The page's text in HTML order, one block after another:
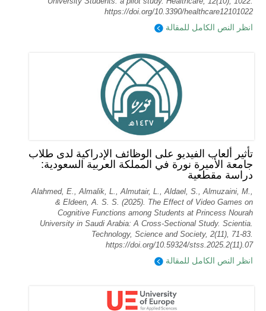
https://doi.org/10.3390/healthcare12101022
انظر النص الكامل للمقالة
تأثير ألعاب الفيديو على الوظائف الإدراكية لدى طلاب
جامعة الأميرة نورة في المملكة العربية السعودية:
دراسة مقطعية
Alahmed, E., Almalik, L., Almutair, L., Aldael, S., Almuzaini, M.,
& Eldeen, A. S. S. (2025). The Effect of Video Games on
Cognitive Functions among Students at Princess Nourah
University in Saudi Arabia: A Cross-Sectional Study. Scientia.
Technology, Science and Society, 2(11), 71-83.
https://doi.org/10.59324/stss.2025.2(11).07
انظر النص الكامل للمقالة